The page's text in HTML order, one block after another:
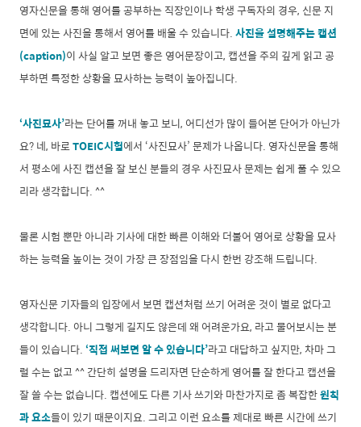
영자신문을 통해 영어를 공부하는 직장인이나 학생 구독자의 경우, 신문 지
면에 있는 사진을 통해서 영어를 배울 수 있습니다.사진을 설명해주는 캡션
(caption)이 사실 알고 보면 좋은 영어문장이고, 캡션을 주의 깊게 읽고 공
부하면 특정한 상황을 묘사하는 능력이 높아집니다.
‘사진묘사’라는 단어를 꺼내 놓고 보니, 어디선가 많이 들어본 단어가 아닌가
요? 네, 바로TOEIC시험에서 ‘사진묘사’ 문제가 나옵니다. 영자신문을 통해
서 평소에 사진 캡션을 잘 보신 분들의 경우 사진묘사 문제는 쉽게 풀 수 있으
리라 생각합니다. ^^
물론 시험 뿐만 아니라 기사에 대한 빠른 이해와 더불어 영어로 상황을 묘사
하는 능력을 높이는 것이 가장 큰 장점임을 다시 한번 강조해 드립니다.
영자신문 기자들의 입장에서 보면 캡션처럼 쓰기 어려운 것이 별로 없다고
생각합니다. 아니 그렇게 길지도 않은데 왜 어려운가요, 라고 물어보시는 분
들이 있습니다.‘직접 써보면 알 수 있습니다’라고 대답하고 싶지만, 차마 그
럴 수는 없고 ^^ 간단히 설명을 드리자면 단순하게 영어를 잘 한다고 캡션을
잘 쓸 수는 없습니다. 캡션에도 다른 기사 쓰기와 마찬가지로 좀 복잡한원칙
과 요소들이 있기 때문이지요. 그리고 이런 요소를 제대로 빠른 시간에 쓰기